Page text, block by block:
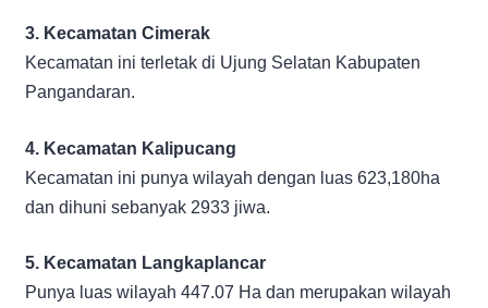
3. Kecamatan Cimerak
Kecamatan ini terletak di Ujung Selatan Kabupaten
Pangandaran.
4. Kecamatan Kalipucang
Kecamatan ini punya wilayah dengan luas 623,180ha
dan dihuni sebanyak 2933 jiwa.
5. Kecamatan Langkaplancar
Punya luas wilayah 447.07 Ha dan merupakan wilayah